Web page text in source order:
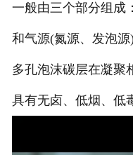
一般由三个部分组成
和气源(氮源、发泡
多孔泡沫碳层在凝聚
具有无卤、低烟、低